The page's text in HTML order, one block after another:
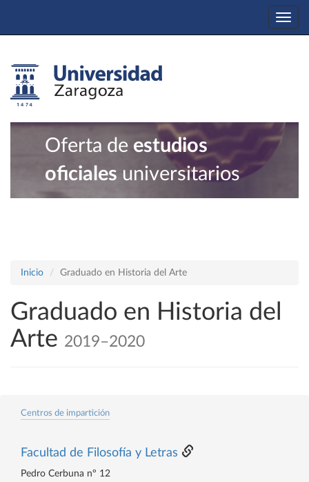
Oferta de estudios
oficiales universitarios
Inicio Graduado en Historia del Arte
Graduado en Historia del
Arte 2019–2020
Centros de impartición
Facultad de Filosofía y Letras
Pedro Cerbuna nº 12